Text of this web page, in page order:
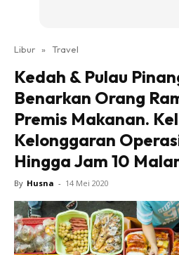
Libur » Travel
Kedah & Pulau
Benarkan Orang
Premis Makanan.
Kelonggaran
Hingga Jam 10
By Husna - 14 Mei 2020